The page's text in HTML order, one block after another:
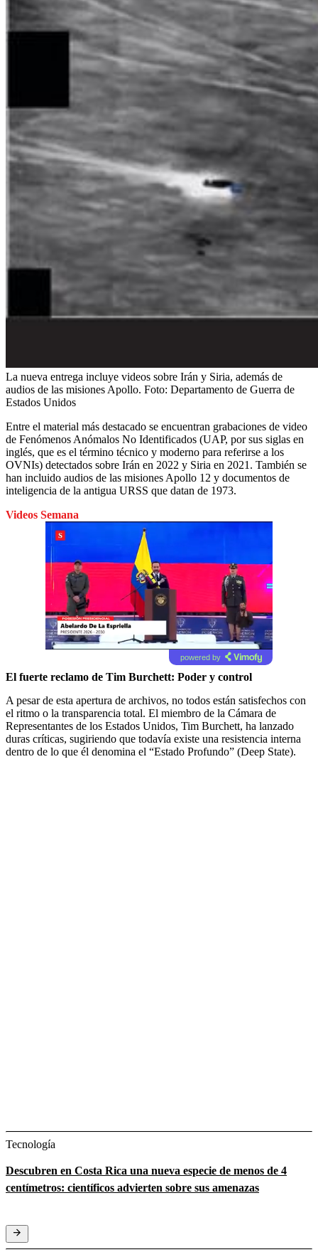
La nueva entrega incluye videos sobre Irán y Siria, además de
audios de las misiones Apollo. Foto: Departamento de Guerra de
Estados Unidos
Entre el material más destacado se encuentran grabaciones de video
de Fenómenos Anómalos No Identificados (UAP, por sus siglas en
inglés, que es el término técnico y moderno para referirse a los
OVNIs) detectados sobre Irán en 2022 y Siria en 2021. También se
han incluido audios de las misiones Apollo 12 y documentos de
inteligencia de la antigua URSS que datan de 1973.
Videos Semana
powered by
El fuerte reclamo de Tim Burchett: Poder y control
A pesar de esta apertura de archivos, no todos están satisfechos con
el ritmo o la transparencia total. El miembro de la Cámara de
Representantes de los Estados Unidos, Tim Burchett, ha lanzado
duras críticas, sugiriendo que todavía existe una resistencia interna
dentro de lo que él denomina el “Estado Profundo” (Deep State).
Tecnología
Descubren en Costa Rica una nueva especie de menos de 4
centímetros: científicos advierten sobre sus amenazas